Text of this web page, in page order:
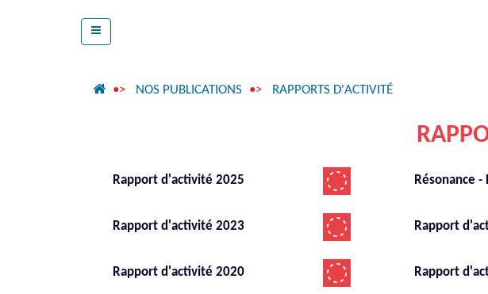
NOS PUBLICATIONS RAPPORTS D'ACTIVITÉ
Rapport d'activité 2025 Résonance
Rapport d'activité 2023 Rapport
Rapport d'activité 2020 Rapport